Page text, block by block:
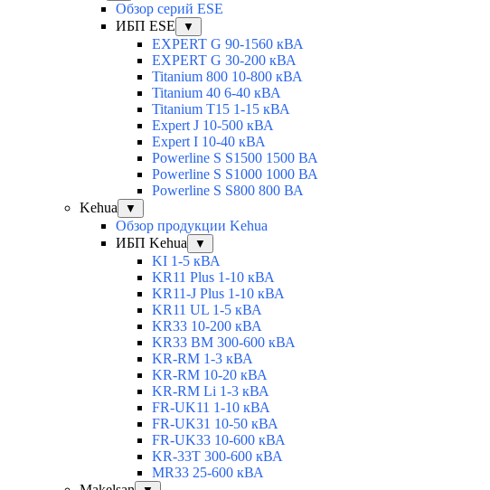
Обзор серий ESE
ИБП ESE
▼
EXPERT G 90-1560 кВА
EXPERT G 30-200 кВА
Titanium 800 10-800 кВА
Titanium 40 6-40 кВА
Titanium T15 1-15 кВА
Expert J 10-500 кВА
Expert I 10-40 кВА
Powerline S S1500 1500 ВА
Powerline S S1000 1000 ВА
Powerline S S800 800 ВА
Kehua
▼
Обзор продукции Kehua
ИБП Kehua
▼
KI 1-5 кВА
KR11 Plus 1-10 кВА
KR11-J Plus 1-10 кВА
KR11 UL 1-5 кВА
KR33 10-200 кВА
KR33 BM 300-600 кВА
KR-RM 1-3 кВА
KR-RM 10-20 кВА
KR-RM Li 1-3 кВА
FR-UK11 1-10 кВА
FR-UK31 10-50 кВА
FR-UK33 10-600 кВА
KR-33T 300-600 кВА
MR33 25-600 кВА